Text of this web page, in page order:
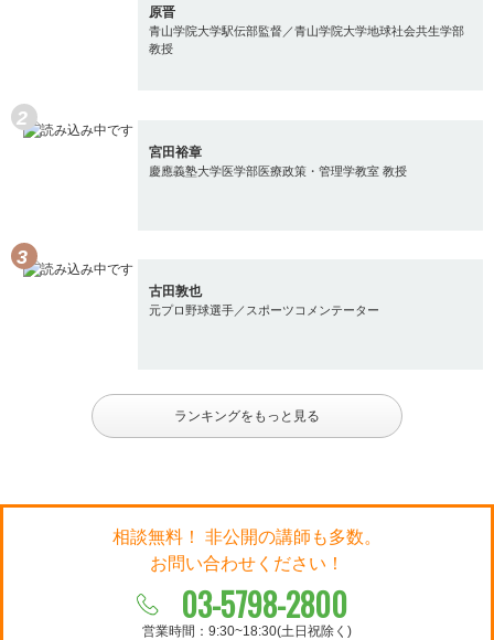
原晋
青山学院大学駅伝部監督／青山学院大学地球社会共生学部
教授
宮田裕章
慶應義塾大学医学部医療政策・管理学教室 教授
古田敦也
元プロ野球選手／スポーツコメンテーター
ランキングをもっと見る
相談無料！ 非公開の講師も多数。
お問い合わせください！
03-5798-2800
営業時間：9:30~18:30(土日祝除く)